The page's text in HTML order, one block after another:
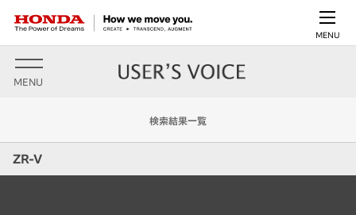
MENU
MENU
検索結果一覧
ZR-V